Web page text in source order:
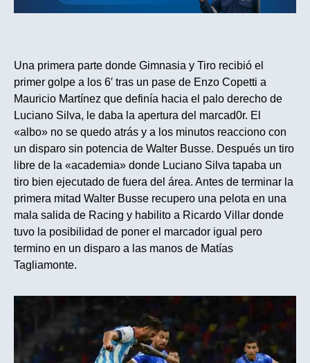
Una primera parte donde Gimnasia y Tiro recibió el
primer golpe a los 6′ tras un pase de Enzo Copetti a
Mauricio Martínez que definía hacia el palo derecho de
Luciano Silva, le daba la apertura del marcad0r. El
«albo» no se quedo atrás y a los minutos reacciono con
un disparo sin potencia de Walter Busse. Después un tiro
libre de la «academia» donde Luciano Silva tapaba un
tiro bien ejecutado de fuera del área. Antes de terminar la
primera mitad Walter Busse recupero una pelota en una
mala salida de Racing y habilito a Ricardo Villar donde
tuvo la posibilidad de poner el marcador igual pero
termino en un disparo a las manos de Matías
Tagliamonte.